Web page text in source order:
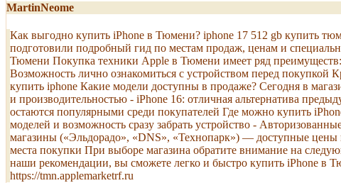
MartinNeome
Как выгодно купить iPhone в Тюмени? iphone 17 512 gb купить
подготовили подробный гид по местам продаж, ценам и
Тюмени Покупка техники Apple в Тюмени имеет ряд преимуществ:
Возможность лично ознакомиться с устройством перед покупкой
купить iphone Какие модели доступны в продаже? Сегодня в
и производительностью - iPhone 16: отличная альтернатива
остаются популярными среди покупателей Где можно купить
моделей и возможность сразу забрать устройство -
магазины («Эльдорадо», «DNS», «Технопарк») — доступные
места покупки При выборе магазина обратите внимание на
наши рекомендации, вы сможете легко и быстро купить iPhone в
https://tmn.applemarketrf.ru